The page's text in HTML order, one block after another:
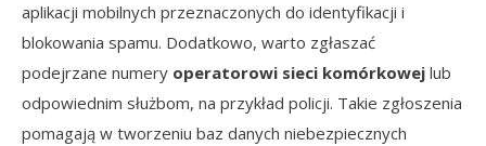
aplikacji mobilnych przeznaczonych do identyfikacji i
blokowania spamu. Dodatkowo, warto zgłaszać
podejrzane numery operatorowi sieci komórkowej lub
odpowiednim służbom, na przykład policji. Takie zgłoszenia
pomagają w tworzeniu baz danych niebezpiecznych